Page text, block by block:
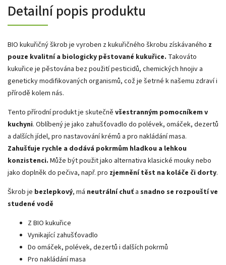
Detailní popis produktu
BIO kukuřičný škrob je vyroben z kukuřičného škrobu získávaného z
pouze kvalitní a biologicky pěstované kukuřice. Takováto
kukuřice je pěstována bez použití pesticidů, chemických hnojiv a
geneticky modifikovaných organismů, což je šetrné k našemu zdraví i
přírodě kolem nás.
Tento přírodní produkt je skutečně všestranným pomocníkem v
kuchyni. Oblíbený je jako zahušťovadlo do polévek, omáček, dezertů
a dalších jídel, pro nastavování krémů a pro nakládání masa.
Zahušťuje rychle a dodává pokrmům hladkou a lehkou
konzistenci. Může být použit jako alternativa klasické mouky nebo
jako doplněk do pečiva, např. pro zjemnění těst na koláče či dorty.
Škrob je bezlepkový, má neutrální chuť a snadno se rozpouští ve
studené vodě
Z BIO kukuřice
Vynikající zahušťovadlo
Do omáček, polévek, dezertů i dalších pokrmů
Pro nakládání masa